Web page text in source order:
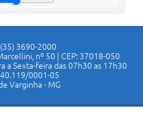
3690-2000
nº 50 | CEP: 37018-050
a Sexta-feira das 07h30 as 17h30
0001-05
Varginha - MG